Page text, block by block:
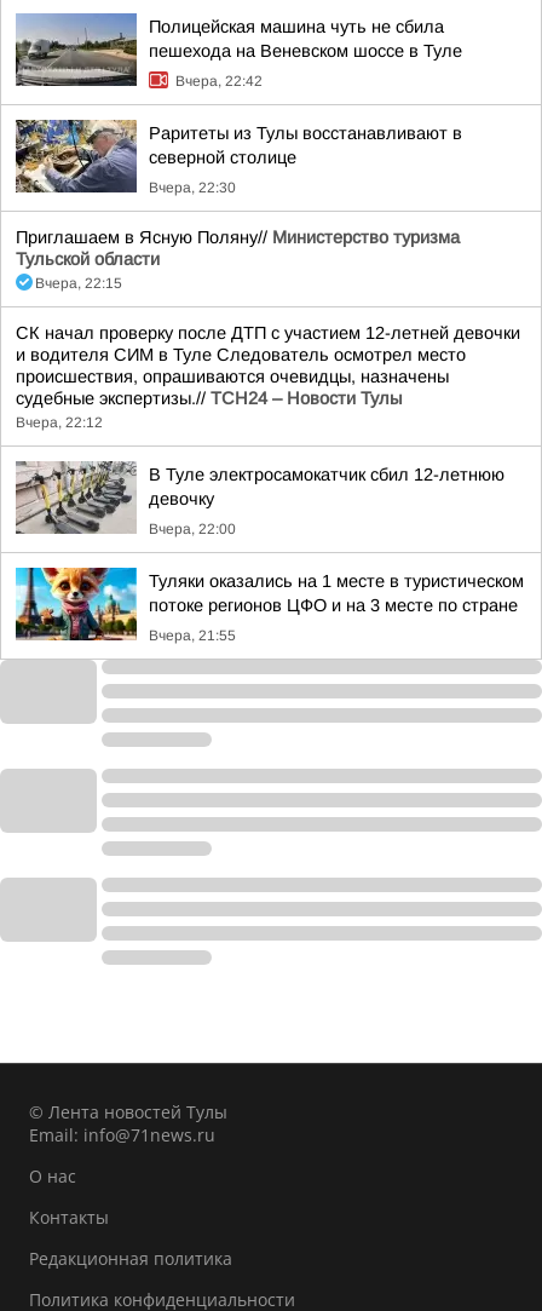
Полицейская машина чуть не сбила
пешехода на Веневском шоссе в Туле
Вчера, 22:42
Раритеты из Тулы восстанавливают в
северной столице
Вчера, 22:30
Приглашаем в Ясную Поляну// Министерство туризма
Тульской области
Вчера, 22:15
СК начал проверку после ДТП с участием 12-летней девочки
и водителя СИМ в Туле Следователь осмотрел место
происшествия, опрашиваются очевидцы, назначены
судебные экспертизы.// ТСН24 – Новости Тулы
Вчера, 22:12
В Туле электросамокатчик сбил 12-летнюю
девочку
Вчера, 22:00
Туляки оказались на 1 месте в туристическом
потоке регионов ЦФО и на 3 месте по стране
Вчера, 21:55
© Лента новостей Тулы
Email: info@71news.ru
О нас
Контакты
Редакционная политика
Политика конфиденциальности